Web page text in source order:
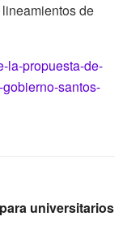
de
la-propuesta-de-
santos-
universitarios